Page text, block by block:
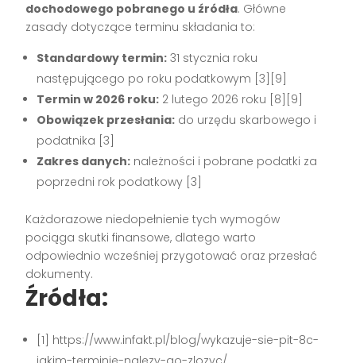
dochodowego pobranego u źródła. Główne
zasady dotyczące terminu składania to:
Standardowy termin: 31 stycznia roku
następującego po roku podatkowym [3][9]
Termin w 2026 roku: 2 lutego 2026 roku [8][9]
Obowiązek przesłania: do urzędu skarbowego i
podatnika [3]
Zakres danych: należności i pobrane podatki za
poprzedni rok podatkowy [3]
Każdorazowe niedopełnienie tych wymogów
pociąga skutki finansowe, dlatego warto
odpowiednio wcześniej przygotować oraz przesłać
dokumenty.
Źródła:
[1] https://www.infakt.pl/blog/wykazuje-sie-pit-8c-